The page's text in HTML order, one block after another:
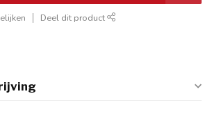
Deel dit product